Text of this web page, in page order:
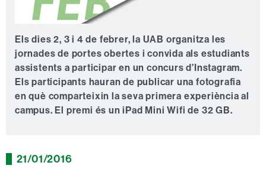
Els dies 2, 3 i 4 de febrer, la UAB organitza les
jornades de portes obertes i convida als estudiants
assistents a participar en un concurs d’Instagram.
Els participants hauran de publicar una fotografia
en què comparteixin la seva primera experiència al
campus. El premi és un iPad Mini Wifi de 32 GB.
21/01/2016